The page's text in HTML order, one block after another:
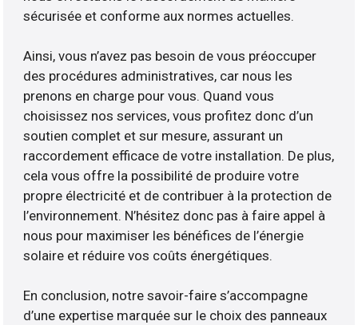
sécurisée et conforme aux normes actuelles.
Ainsi, vous n’avez pas besoin de vous préoccuper
des procédures administratives, car nous les
prenons en charge pour vous. Quand vous
choisissez nos services, vous profitez donc d’un
soutien complet et sur mesure, assurant un
raccordement efficace de votre installation. De plus,
cela vous offre la possibilité de produire votre
propre électricité et de contribuer à la protection de
l’environnement. N’hésitez donc pas à faire appel à
nous pour maximiser les bénéfices de l’énergie
solaire et réduire vos coûts énergétiques.
En conclusion, notre savoir-faire s’accompagne
d’une expertise marquée sur le choix des panneaux